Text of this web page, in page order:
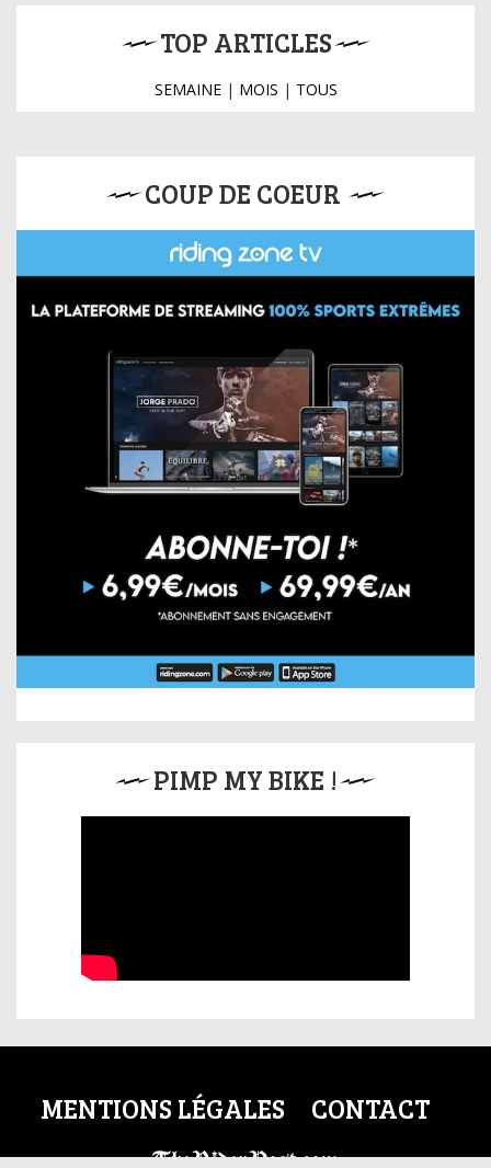
TOP ARTICLES
SEMAINE| MOIS | TOUS
COUP DE COEUR
PIMP MY BIKE !
MENTIONS LÉGALES CONTACT